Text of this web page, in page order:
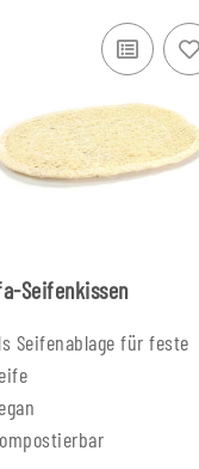
Seifenkissen
Seifenablage für feste